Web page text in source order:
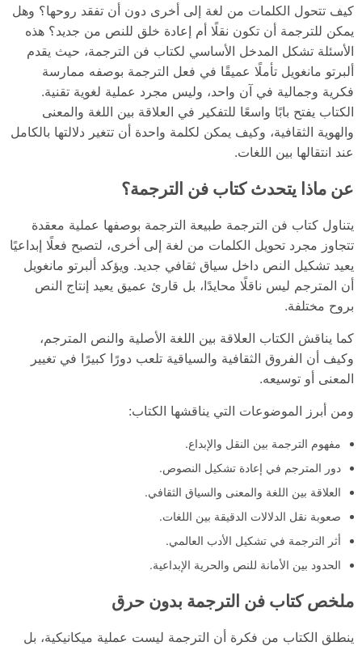
كيف تتحول الكلمات من لغة إلى أخرى دون أن تفقد روحها؟ وهل
يمكن للترجمة أن تكون نقلًا أم إعادة خلق للنص من جديد؟ هذه
الأسئلة تشكل المدخل الأساسي لكتاب فن الترجمة، حيث يقدم
ألبرتو مانغويل تأملًا عميقًا في فعل الترجمة بوصفه ممارسة
فكرية وجمالية في آن واحد، وليس مجرد عملية لغوية تقنية.
الكتاب يفتح بابًا واسعًا للتفكير في العلاقة بين اللغة والمعنى
والهوية الثقافية، وكيف يمكن لكلمة واحدة أن تتغير دلالتها بالكامل
عند انتقالها بين اللغات.
عن ماذا يتحدث كتاب فن الترجمة؟
يتناول كتاب فن الترجمة طبيعة الترجمة بوصفها عملية معقدة
تتجاوز مجرد تحويل الكلمات من لغة إلى أخرى، لتصبح فعلًا إبداعيًا
يعيد تشكيل النص داخل سياق ثقافي جديد. ويؤكد ألبرتو مانغويل
أن المترجم ليس ناقلًا محايدًا، بل قارئ عميق يعيد إنتاج النص
بروح مختلفة.
كما يناقش الكتاب العلاقة بين اللغة الأصلية والنص المترجم،
وكيف أن الفروق الثقافية والسياقية تلعب دورًا كبيرًا في تغيير
المعنى أو توسيعه.
ومن أبرز الموضوعات التي يناقشها الكتاب:
مفهوم الترجمة بين النقل والإبداع.
دور المترجم في إعادة تشكيل النصوص.
العلاقة بين اللغة والمعنى والسياق الثقافي.
صعوبة نقل الدلالات الدقيقة بين اللغات.
أثر الترجمة في تشكيل الأدب العالمي.
الحدود بين الأمانة للنص والحرية الإبداعية.
ملخص كتاب فن الترجمة بدون حرق
ينطلق الكتاب من فكرة أن الترجمة ليست عملية ميكانيكية، بل